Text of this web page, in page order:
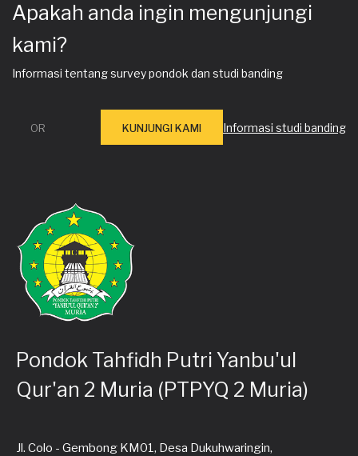
Apakah anda ingin mengunjungi
kami?
Informasi tentang survey pondok dan studi banding
Informasi studi banding
OR KUNJUNGI KAMI
Pondok Tahfidh Putri Yanbu'ul
Qur'an 2 Muria (PTPYQ 2 Muria)
Jl. Colo - Gembong KM01, Desa Dukuhwaringin,